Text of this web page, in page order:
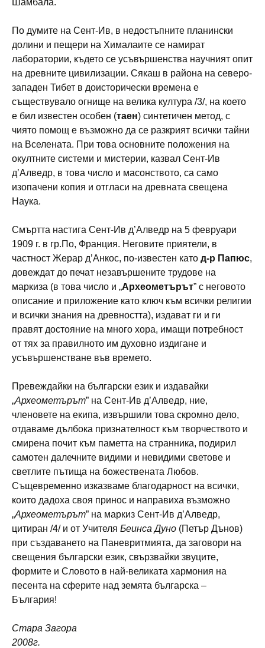
По думите на Сент-Ив, в недостъпните планински
долини и пещери на Хималаите се намират
лаборатории, където се усъвършенства научният опит
на древните цивилизации. Сякаш в района на северо-
западен Тибет в доисторически времена е
съществувало огнище на велика култура /3/, на което
е бил известен особен (таен) синтетичен метод, с
чиято помощ е възможно да се разкрият всички тайни
на Вселената. При това основните положения на
окултните системи и мистерии, казвал Сент-Ив
д’Алведр, в това число и масонството, са само
изопачени копия и отгласи на древната свещена
Наука.
Смъртта настига Сент-Ив д’Алведр на 5 февруари
1909 г. в гр.По, Франция. Неговите приятели, в
частност Жерар д’Анкос, по-известен като д-р Папюс,
довеждат до печат незавършените трудове на
маркиза (в това число и „Археометърът” с неговото
описание и приложение като ключ към всички религии
и всички знания на древността), издават ги и ги
правят достояние на много хора, имащи потребност
от тях за правилното им духовно издигане и
усъвършенстване във времето.
Превеждайки на български език и издавайки
„Археометърът” на Сент-Ив д’Алведр, ние,
членовете на екипа, извършили това скромно дело,
отдаваме дълбока признателност към творчеството и
смирена почит към паметта на странника, подирил
самотен далечните видими и невидими светове и
светлите пътища на божествената Любов.
Същевременно изказваме благодарност на всички,
които дадоха своя принос и направиха възможно
„Археометърът” на маркиз Сент-Ив д’Алведр,
цитиран /4/ и от Учителя Беинса Дуно (Петър Дънов)
при създаването на Паневритмията, да заговори на
свещения български език, свързвайки звуците,
формите и Словото в най-великата хармония на
песента на сферите над земята българска –
България!
Стара Загора
2008г.